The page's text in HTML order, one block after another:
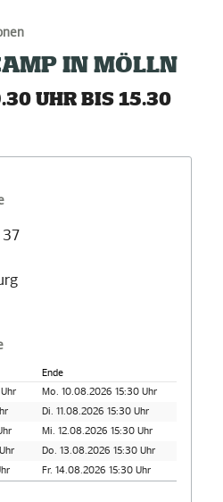
IN MÖLLN
UHR BIS 15.30
37
Ende
Mo. 10.08.2026 15:30 Uhr
Di. 11.08.2026 15:30 Uhr
Mi. 12.08.2026 15:30 Uhr
Do. 13.08.2026 15:30 Uhr
Fr. 14.08.2026 15:30 Uhr